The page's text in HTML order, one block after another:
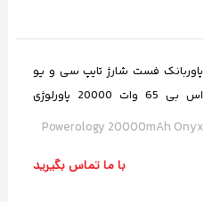
پاوربانک فست شارژ تایپ سی و یو
اس بی 65 وات 20000 پاورلوژی
PPBCHA19
Powerology 20000mAh Onyx
با ما تماس بگیرید